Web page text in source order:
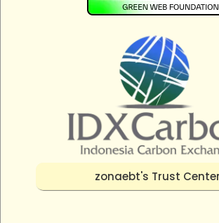
zonaebt's Trust Center